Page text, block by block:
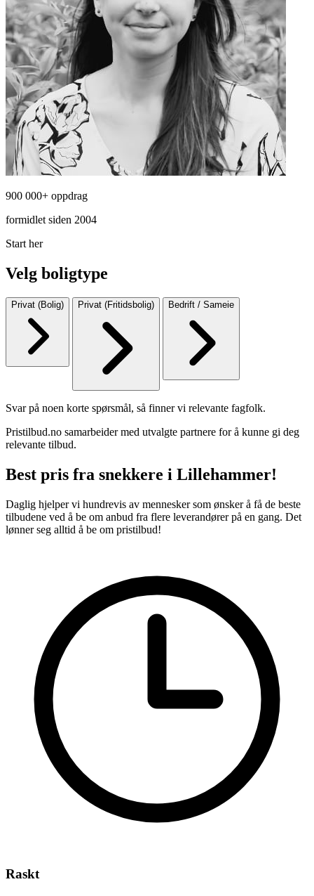
900 000+ oppdrag
formidlet siden 2004
Start her
Velg boligtype
Privat (Bolig) Privat (Fritidsbolig) Bedrift / Sameie
Svar på noen korte spørsmål, så finner vi relevante fagfolk.
Pristilbud.no samarbeider med utvalgte partnere for å kunne gi deg
relevante tilbud.
Best pris fra snekkere i Lillehammer!
Daglig hjelper vi hundrevis av mennesker som ønsker å få de beste
tilbudene ved å be om anbud fra flere leverandører på en gang. Det
lønner seg alltid å be om pristilbud!
Raskt